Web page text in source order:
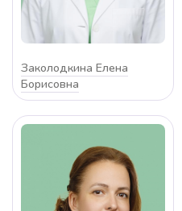
Заколодкина Елена
Борисовна